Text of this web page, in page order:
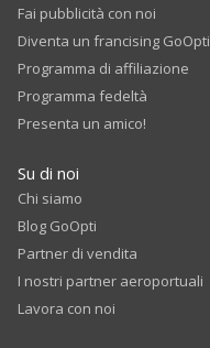
Fai pubblicità con noi
Diventa un francising GoOpti
Programma di affiliazione
Programma fedeltà
Presenta un amico!
Su di noi
Chi siamo
Blog GoOpti
Partner di vendita
I nostri partner aeroportuali
Lavora con noi